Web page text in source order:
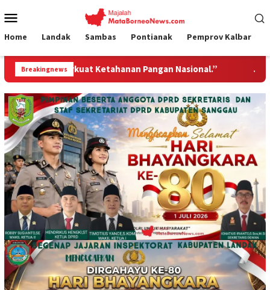
ke
Mobile
Home Landak Sambas Pontianak Pemprov Kalbar
BreakingnewsPangan Nasional.” Jembatan Gantung